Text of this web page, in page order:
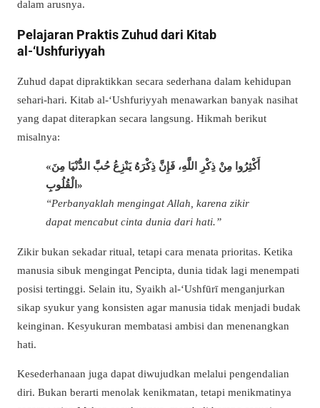
dalam arusnya.
Pelajaran Praktis Zuhud dari Kitab
al-‘Ushfuriyyah
Zuhud dapat dipraktikkan secara sederhana dalam kehidupan
sehari-hari. Kitab al-‘Ushfuriyyah menawarkan banyak nasihat
yang dapat diterapkan secara langsung. Hikmah berikut
misalnya:
«أَكْثِرُوا مِنْ ذِكْرِ اللَّهِ، فَإِنَّ ذِكْرَهُ يَنْزِعُ حُبَّ الدُّنْيَا مِنَ
الْقُلُوبِ»
“Perbanyaklah mengingat Allah, karena zikir
dapat mencabut cinta dunia dari hati.”
Zikir bukan sekadar ritual, tetapi cara menata prioritas. Ketika
manusia sibuk mengingat Pencipta, dunia tidak lagi menempati
posisi tertinggi. Selain itu, Syaikh al-‘Ushfūrī menganjurkan
sikap syukur yang konsisten agar manusia tidak menjadi budak
keinginan. Kesyukuran membatasi ambisi dan menenangkan
hati.
Kesederhanaan juga dapat diwujudkan melalui pengendalian
diri. Bukan berarti menolak kenikmatan, tetapi menikmatinya